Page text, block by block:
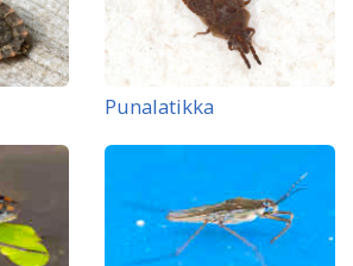
Punalatikka